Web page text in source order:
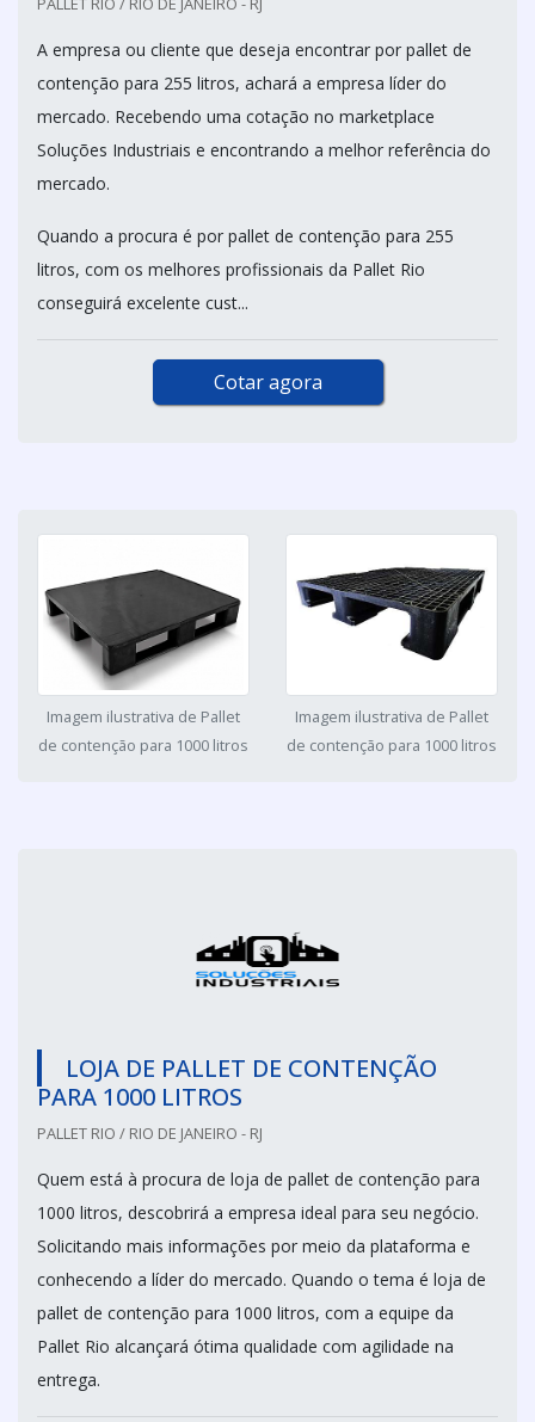
A empresa ou cliente que deseja encontrar por pallet de
contenção para 255 litros, achará a empresa líder do
mercado. Recebendo uma cotação no marketplace
Soluções Industriais e encontrando a melhor referência do
mercado.
Quando a procura é por pallet de contenção para 255
litros, com os melhores profissionais da Pallet Rio
conseguirá excelente cust...
Cotar agora
Imagem ilustrativa de Pallet
de contenção para 1000 litros
Imagem ilustrativa de Pallet
de contenção para 1000 litros
LOJA DE PALLET DE CONTENÇÃO
PARA 1000 LITROS
PALLET RIO / RIO DE JANEIRO - RJ
Quem está à procura de loja de pallet de contenção para
1000 litros, descobrirá a empresa ideal para seu negócio.
Solicitando mais informações por meio da plataforma e
conhecendo a líder do mercado. Quando o tema é loja de
pallet de contenção para 1000 litros, com a equipe da
Pallet Rio alcançará ótima qualidade com agilidade na
entrega.